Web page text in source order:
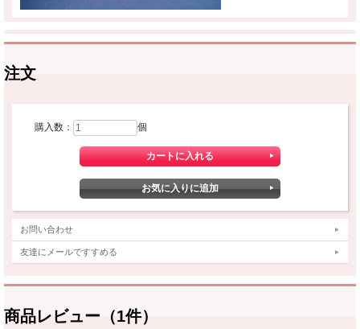
注文
購入数： 個
お問い合わせ
友達にメールですすめる
商品レビュー（1件）